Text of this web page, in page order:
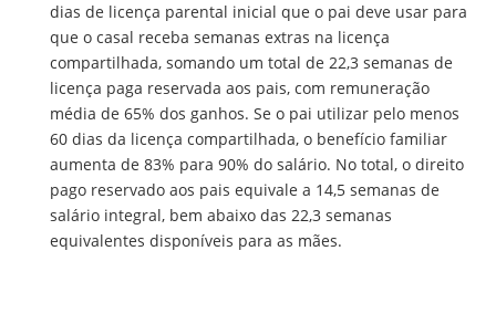
dias de licença parental inicial que o pai deve usar para
que o casal receba semanas extras na licença
compartilhada, somando um total de 22,3 semanas de
licença paga reservada aos pais, com remuneração
média de 65% dos ganhos. Se o pai utilizar pelo menos
60 dias da licença compartilhada, o benefício familiar
aumenta de 83% para 90% do salário. No total, o direito
pago reservado aos pais equivale a 14,5 semanas de
salário integral, bem abaixo das 22,3 semanas
equivalentes disponíveis para as mães.